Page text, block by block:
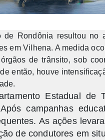
Rondônia resultou no
em Vilhena. A medida
de trânsito, sob
então, houve
Estadual de
campanhas
As ações
de condutores em